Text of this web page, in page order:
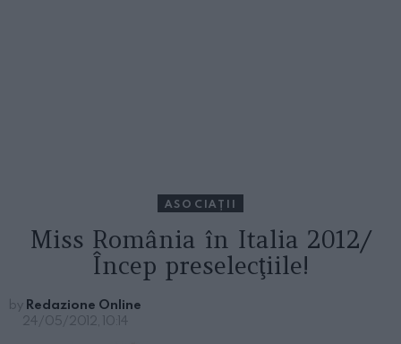
ASOCIAŢII
Miss România în Italia 2012/
Încep preselecţiile!
by Redazione Online
24/05/2012, 10:14